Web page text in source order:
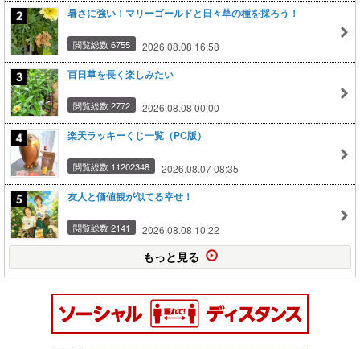
暑さに強い！マリーゴールドと日々草の種を採ろう！
閲覧総数 6755 2026.08.08 16:58
百日草を長く楽しみたい
閲覧総数 2772 2026.08.08 00:00
楽天ラッキーくじ一覧（PC版）
閲覧総数 11202348 2026.08.07 08:35
友人と価値観が似てる幸せ！
閲覧総数 2141 2026.08.08 10:22
もっと見る